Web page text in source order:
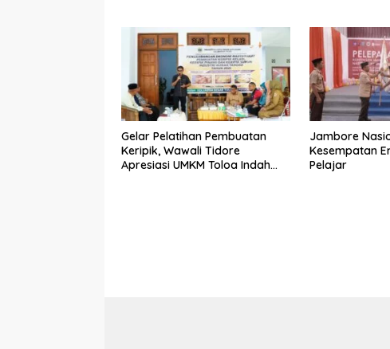
Gelar Pelatihan Pembuatan
Keripik, Wawali Tidore
Apresiasi UMKM Toloa Indah
Jambore
Kesempatan
Pelajar